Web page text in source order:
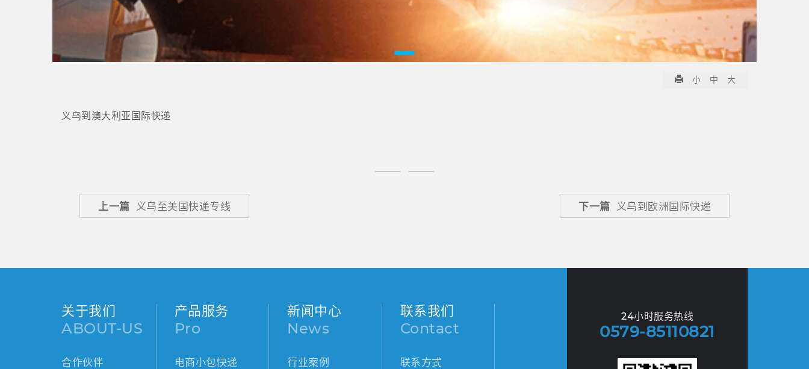
小 中 大
义乌到澳大利亚国际快递
上一篇 义乌至美国快递专线 下一篇 义乌到欧洲国际快递
关于我们
ABOUT-US
合作伙伴
产品服务
Pro
电商小包快递
新闻中心
News
行业案例
联系我们
Contact
联系方式
24小时服务热线
0579-85110821